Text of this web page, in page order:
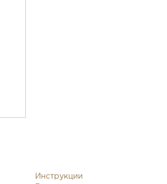
Инструкции